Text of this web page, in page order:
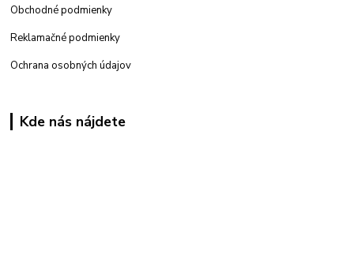
Obchodné podmienky
Reklamačné podmienky
Ochrana osobných údajov
Kde nás nájdete